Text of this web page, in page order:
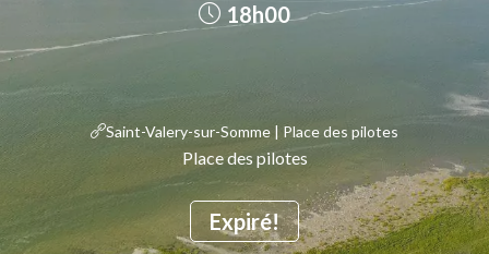
Expiré!
18h00
Saint-Valery-sur-Somme | Place des pilotes
Place des pilotes